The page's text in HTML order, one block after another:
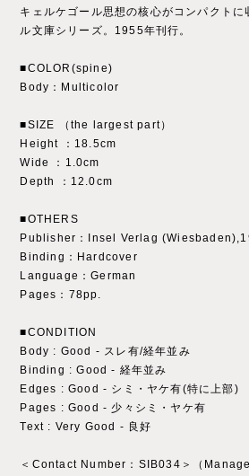
キェルケゴール思想の核心がコンパクトに
ル文庫シリーズ。1955年刊行。
■COLOR(spine)
Body：Multicolor
■SIZE （the largest part）
Height ：18.5cm
Wide ：1.0cm
Depth ：12.0cm
■OTHERS
Publisher：Insel Verlag
Binding：Hardcover
Language：German
Pages：78pp.
■CONDITION
Body : Good - スレ有/経年並み
Binding : Good - 経年並み
Edges : Good - シミ・ヤケ有(特に上部)
Pages : Good - 少々シミ・ヤケ有
Text : Very Good - 良好
＜Contact Number：SIB034＞（